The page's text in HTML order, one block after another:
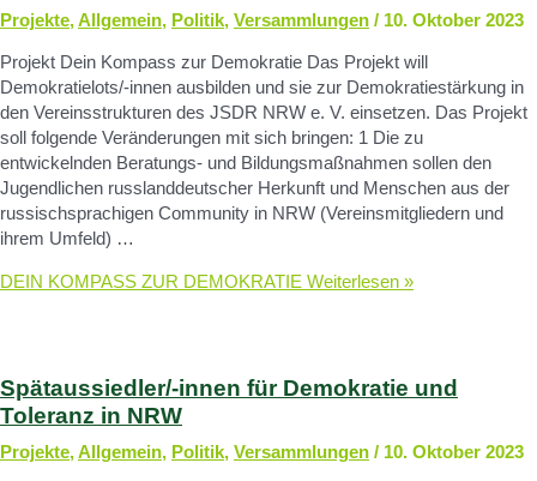
Projekte,Allgemein, Politik, Versammlungen / 10. Oktober 2023
Projekt Dein Kompass zur Demokratie Das Projekt will
Demokratielots/-innen ausbilden und sie zur Demokratiestärkung in
den Vereinsstrukturen des JSDR NRW e. V. einsetzen. Das Projekt
soll folgende Veränderungen mit sich bringen: 1 Die zu
entwickelnden Beratungs- und Bildungsmaßnahmen sollen den
Jugendlichen russlanddeutscher Herkunft und Menschen aus der
russischsprachigen Community in NRW (Vereinsmitgliedern und
ihrem Umfeld) …
DEIN KOMPASS ZUR DEMOKRATIE Weiterlesen »
Spätaussiedler/-innen für Demokratie und
Toleranz in NRW
Projekte,Allgemein, Politik, Versammlungen / 10. Oktober 2023